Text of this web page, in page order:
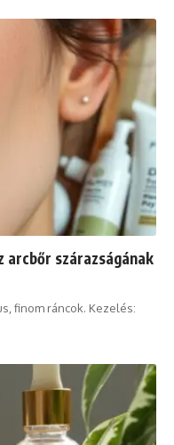
arcbőr szárazságának
finom ráncok. Kezelés: